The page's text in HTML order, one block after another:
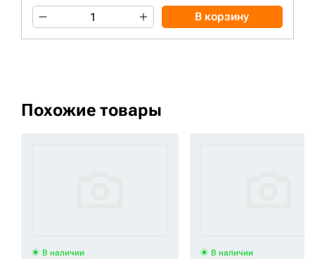
В корзину
Похожие товары
В наличии
В наличии